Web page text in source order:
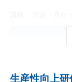
業務改善に対し
生産性向上